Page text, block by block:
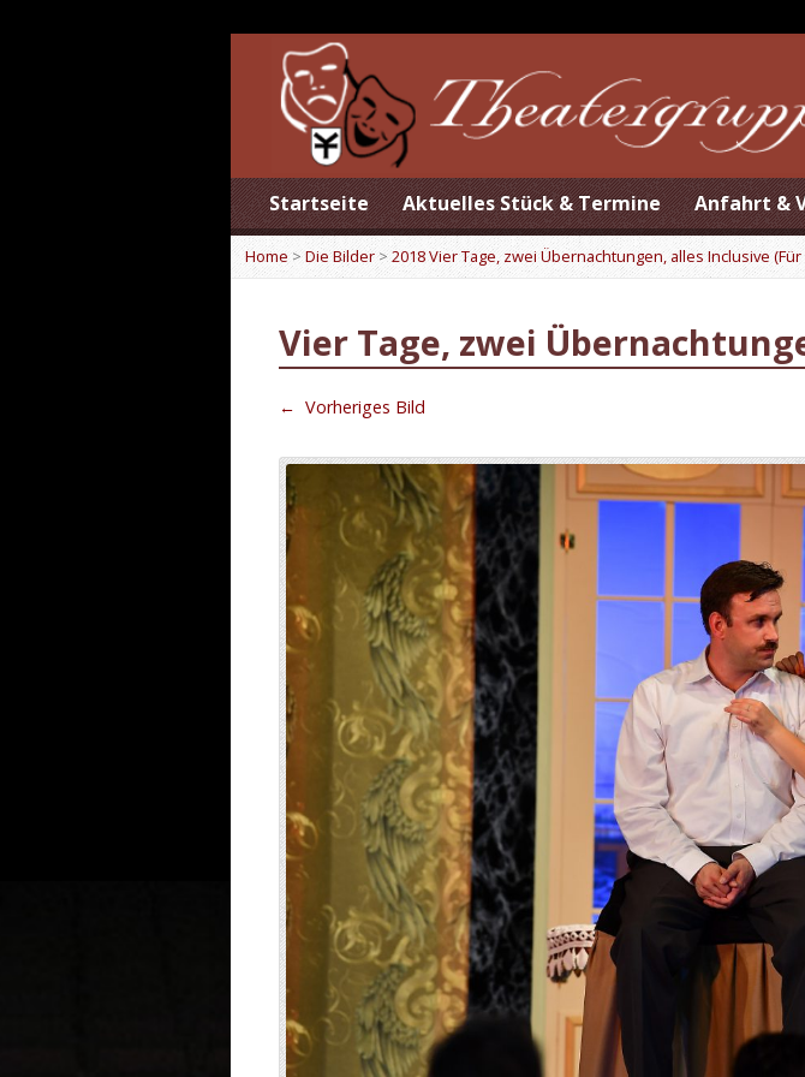
Startseite Aktuelles Stück & Termine Anfahrt &
Home > Die Bilder >2018 Vier Tage, zwei Übernachtungen, alles Inclusive
Vier Tage, zwei
← Vorheriges Bild